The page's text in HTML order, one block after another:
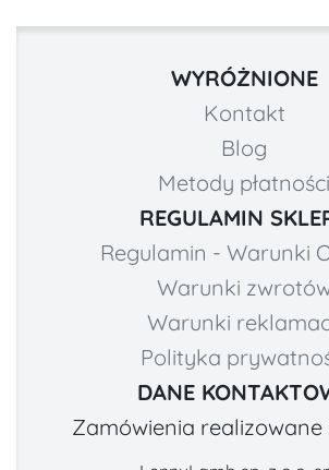
WYRÓŻNIONE
Kontakt
Blog
Metody płatności
REGULAMIN
Regulamin - Warunki
Warunki
Warunki
Polityka
DANE
Zamówienia realizowane